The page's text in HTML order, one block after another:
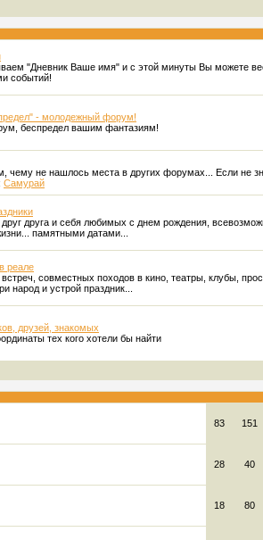
"Дневник Ваше имя" и с этой минуты Вы можете
событий!
- молодежный форум!
беспредел вашим фантазиям!
чему не нашлось места в других форумах... Если не
Самурай
друга и себя любимых с днем рождения,
памятными датами...
реале
совместных походов в кино, театры, клубы,
народ и устрой праздник...
друзей, знакомых
тех кого хотели бы найти
83 151
28 40
18 80